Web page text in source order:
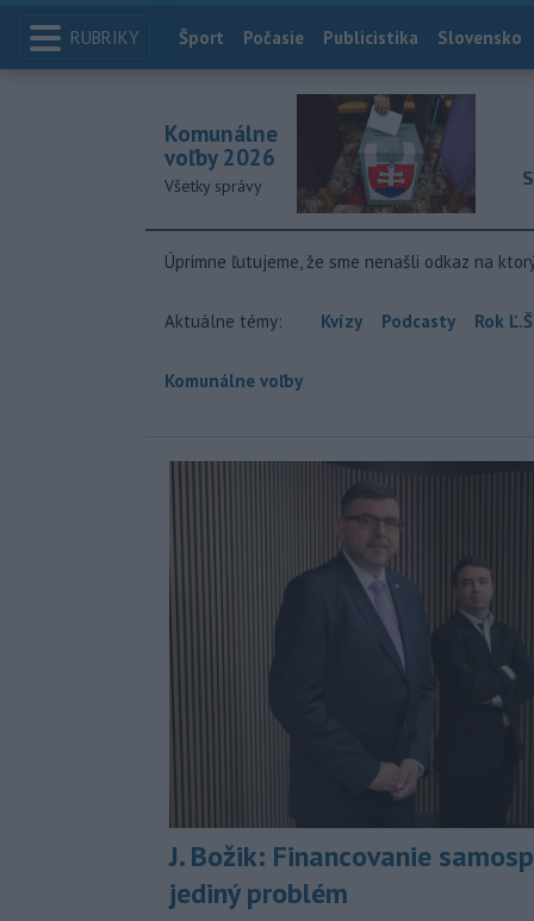
RUBRIKY Index
Šport Počasie Publicistika Slovensko
Komunálne
voľby 2026
Všetky správy
Úprimne ľutujeme, že sme nenašli odkaz na
Aktuálne témy: Kvízy Podcasty Rok
Komunálne voľby
J. Božik: Financovanie
jediný problém